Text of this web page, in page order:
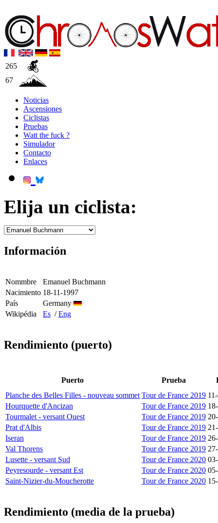
265
67
Noticias
Ascensiones
Ciclistas
Pruebas
Watt the fuck ?
Simulador
Contacto
Enlaces
Elija un ciclista:
Información
Nommbre
Emanuel Buchmann
Nacimiento 18-11-1997
País
Germany
Wikipédia
Es /Eng
Rendimiento (puerto)
Puerto Prueba
Planche des Belles Filles - nouveau sommet Tour de France 2019
Hourquette d'Ancizan
Tour de France 2019
Tourmalet - versant Ouest
Tour de France 2019
Prat d'Albis
Tour de France 2019
Iseran
Tour de France 2019
Val Thorens
Tour de France 2019
Lusette - versant Sud
Tour de France 2020
Peyresourde - versant Est
Tour de France 2020
Saint-Nizier-du-Moucherotte
Tour de France 2020
Rendimiento (media de la prueba)